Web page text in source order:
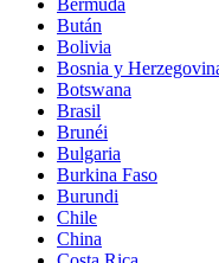
Bután
Bolivia
Bosnia y
Botswana
Brasil
Brunéi
Bulgaria
Burkina Faso
Burundi
Chile
China